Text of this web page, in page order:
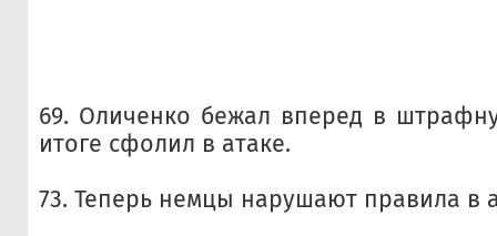
69. Оличенко бежал вперед в
итоге сфолил в атаке.
73. Теперь немцы нарушают правила в